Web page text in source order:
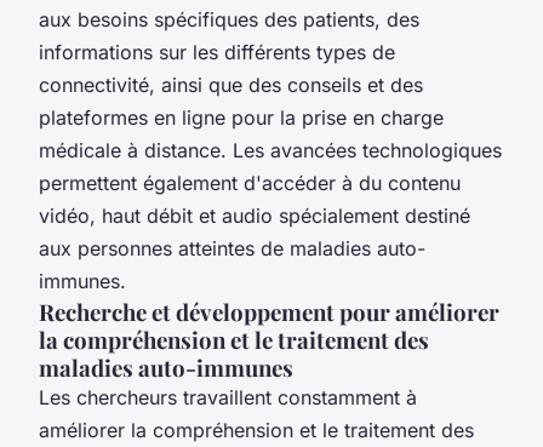
aux besoins spécifiques des patients, des
informations sur les différents types de
connectivité, ainsi que des conseils et des
plateformes en ligne pour la prise en charge
médicale à distance. Les avancées technologiques
permettent également d'accéder à du contenu
vidéo, haut débit et audio spécialement destiné
aux personnes atteintes de maladies auto-
immunes.
Recherche et développement pour améliorer
la compréhension et le traitement des
maladies auto-immunes
Les chercheurs travaillent constamment à
améliorer la compréhension et le traitement des